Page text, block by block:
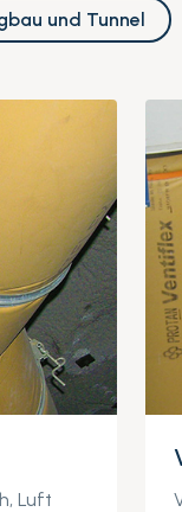
und Tunnel
Luft